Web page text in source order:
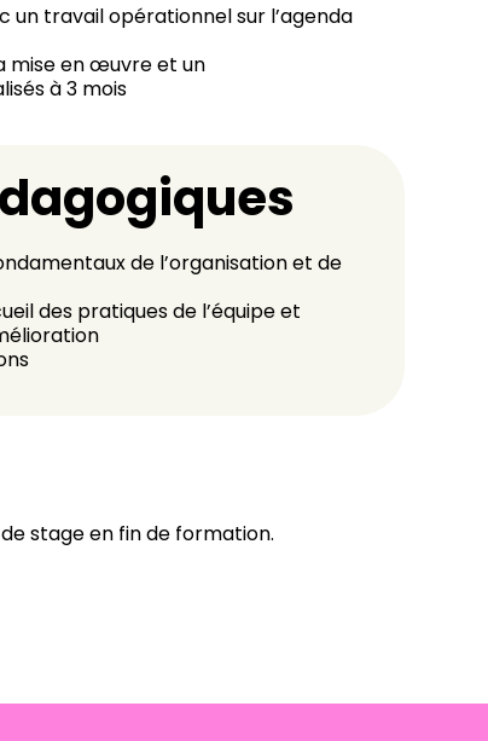
travail opérationnel sur l’agenda
mise en œuvre et un
à 3 mois
de l’organisation et de
des pratiques de l’équipe et
stage en fin de formation.